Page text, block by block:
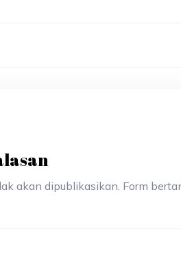
akan dipublikasikan. Form